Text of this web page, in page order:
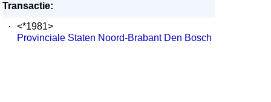
Transactie:
·
<*1981>
Provinciale Staten Noord-Brabant Den Bosch